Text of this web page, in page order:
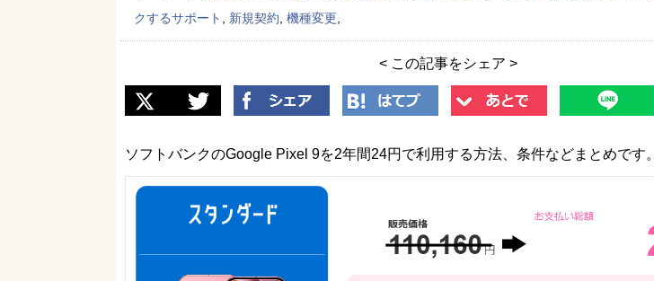
クするサポート
新規契約 機種変更
< この記事をシェア >
ソフトバンクのGoogle Pixel 9を2年間24円で利用する方法、条件などまとめです。